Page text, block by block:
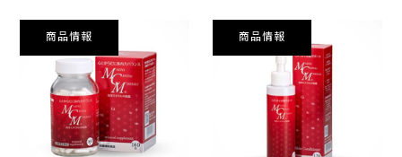
商品情報 商品情報